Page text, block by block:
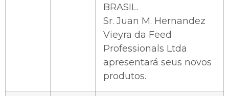
BRASIL.
Sr. Juan M. Hernandez
Vieyra da Feed
Professionals Ltda
apresentará seus novos
produtos.